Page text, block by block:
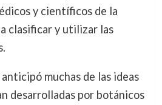
y científicos de la
clasificar y utilizar las
muchas de las ideas
desarrolladas por botánicos